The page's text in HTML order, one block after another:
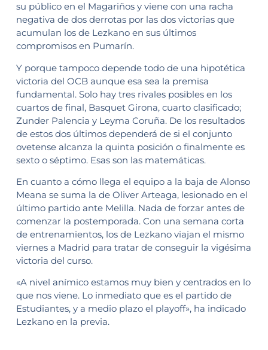
su público en el Magariños y viene con una racha
negativa de dos derrotas por las dos victorias que
acumulan los de Lezkano en sus últimos
compromisos en Pumarín.
Y porque tampoco depende todo de una hipotética
victoria del OCB aunque esa sea la premisa
fundamental. Solo hay tres rivales posibles en los
cuartos de final, Basquet Girona, cuarto clasificado;
Zunder Palencia y Leyma Coruña. De los resultados
de estos dos últimos dependerá de si el conjunto
ovetense alcanza la quinta posición o finalmente es
sexto o séptimo. Esas son las matemáticas.
En cuanto a cómo llega el equipo a la baja de Alonso
Meana se suma la de Oliver Arteaga, lesionado en el
último partido ante Melilla. Nada de forzar antes de
comenzar la postemporada. Con una semana corta
de entrenamientos, los de Lezkano viajan el mismo
viernes a Madrid para tratar de conseguir la vigésima
victoria del curso.
«A nivel anímico estamos muy bien y centrados en lo
que nos viene. Lo inmediato que es el partido de
Estudiantes, y a medio plazo el playoff», ha indicado
Lezkano en la previa.